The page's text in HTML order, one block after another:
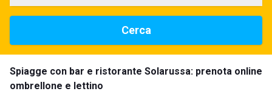
Cerca
Spiagge con bar e ristorante Solarussa: prenota online
ombrellone e lettino